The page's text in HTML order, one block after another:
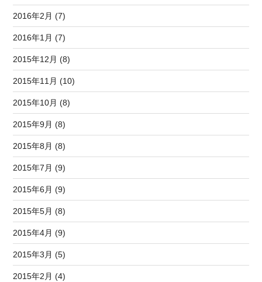
2016年2月 (7)
2016年1月 (7)
2015年12月 (8)
2015年11月 (10)
2015年10月 (8)
2015年9月 (8)
2015年8月 (8)
2015年7月 (9)
2015年6月 (9)
2015年5月 (8)
2015年4月 (9)
2015年3月 (5)
2015年2月 (4)